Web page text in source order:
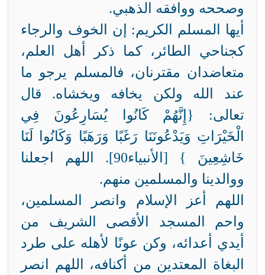
وصححه ووافقه الذهبي.
أيها المسلم الكريم: إن الخوف والرجاء
كجناحي الطائر، كما ذكر أهل العلم،
متعاضدان مقترنان، فالمسلم يرجو ما
عند الله ولكن يخافه ويخشاه. قال
تعالى: {إِنَّهُمْ كَانُوا يُسَارِعُونَ فِي
الْخَيْرَاتِ وَيَدْعُونَنَا رَغَبًا وَرَهَبًا وَكَانُوا لَنَا
خَاشِعِينَ } [الأنبياء90]. اللهم اجعلنا
ووالدينا والمسلمين منهم.
اللهم أعز الإسلام وانصر المسلمين،
واحم المسجد الأقصى الشريف من
أيدي أعدائه، وكن عونًا لأهله على طرد
البغاة المعتدين من أكنافه، اللهم انصر